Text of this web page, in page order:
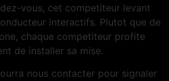
vous, cet competiteur levant
interactifs. Plutot que de
chaque competiteur profite
de installer sa mise.
nous contacter pour signaler